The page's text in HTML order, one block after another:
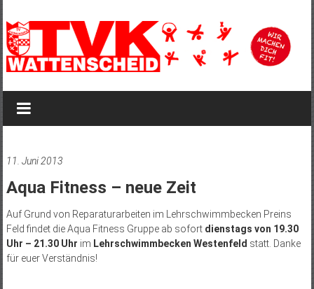
Inhalt
springen
TVK
Wattenscheid
Wattenscheid
11. Juni 2013
Aqua Fitness – neue Zeit
Auf Grund von Reparaturarbeiten im Lehrschwimmbecken Preins
Feld findet die Aqua Fitness Gruppe ab sofort dienstags von 19.30
Uhr – 21.30 Uhr im Lehrschwimmbecken Westenfeld statt. Danke
für euer Verständnis!